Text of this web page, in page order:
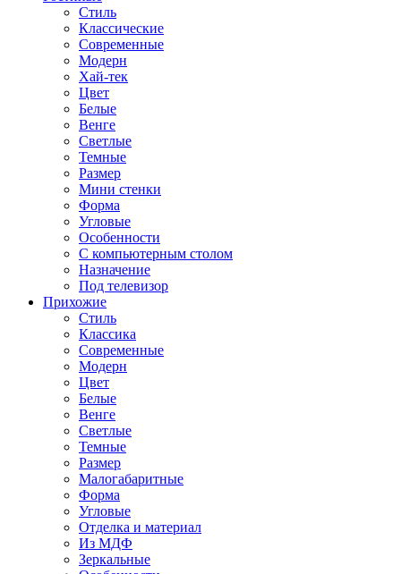
Стиль
Классические
Современные
Модерн
Хай-тек
Цвет
Белые
Венге
Светлые
Темные
Размер
Мини стенки
Форма
Угловые
Особенности
С компьютерным столом
Назначение
Под телевизор
Прихожие
Стиль
Классика
Современные
Модерн
Цвет
Белые
Венге
Светлые
Темные
Размер
Малогабаритные
Форма
Угловые
Отделка и материал
Из МДФ
Зеркальные